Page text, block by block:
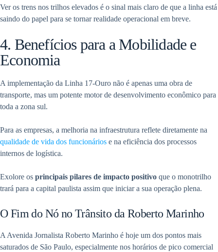
Ver os trens nos trilhos elevados é o sinal mais claro de que a linha está
saindo do papel para se tornar realidade operacional em breve.
4. Benefícios para a Mobilidade e
Economia
A implementação da Linha 17-Ouro não é apenas uma obra de
transporte, mas um potente motor de desenvolvimento econômico para
toda a zona sul.
Para as empresas, a melhoria na infraestrutura reflete diretamente na
qualidade de vida dos funcionários e na eficiência dos processos
internos de logística.
Exolore os principais pilares de impacto positivo que o monotrilho
trará para a capital paulista assim que iniciar a sua operação plena.
O Fim do Nó no Trânsito da Roberto Marinho
A Avenida Jornalista Roberto Marinho é hoje um dos pontos mais
saturados de São Paulo, especialmente nos horários de pico comercial